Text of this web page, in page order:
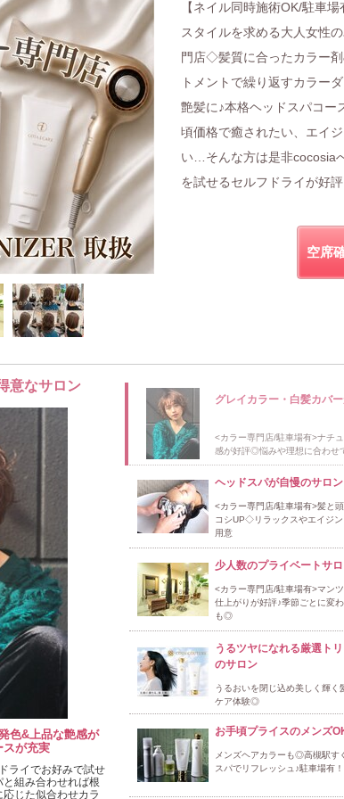
【ネイル同時施術OK/駐車
スタイルを求める大人女性
門店◇髪質に合ったカラー
トメントで繰り返すカラー
艶髪に♪本格ヘッドスパコ
頃価格で癒されたい、エイ
い…そんな方は是非cocosia
を試せるセルフドライが好評
空席
意なサロン
色&上品な艶感が
が充実
ライでお好みで試せ
組み合わせれば根
じた似合わせカラ
グレイカラー・白髪カバ
<カラー専門店/駐車場有>ナチ
感が好評◎悩みや理想に合わせ
ヘッドスパが自慢のサロン
<カラー専門店/駐車場有>髪と
コシUP◇リラックスやエイジ
用意
少人数のプライベートサ
<カラー専門店/駐車場有>マン
仕上がりが好評♪季節ごとに変
も◎
うるツヤになれる厳選ト
のサロン
うるおいを閉じ込め美しく輝く
ケア体験◎
お手頃プライスのメンズ
メンズヘアカラーも◎高槻駅す
スパでリフレッシュ♪駐車場有！